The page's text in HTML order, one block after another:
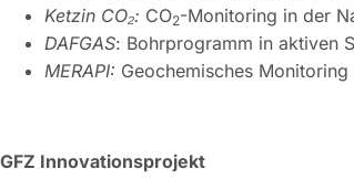
Ketzin CO₂: CO2-Monitoring in der
DAFGAS: Bohrprogramm in aktiven
MERAPI: Geochemisches
GFZ Innovationsprojekt